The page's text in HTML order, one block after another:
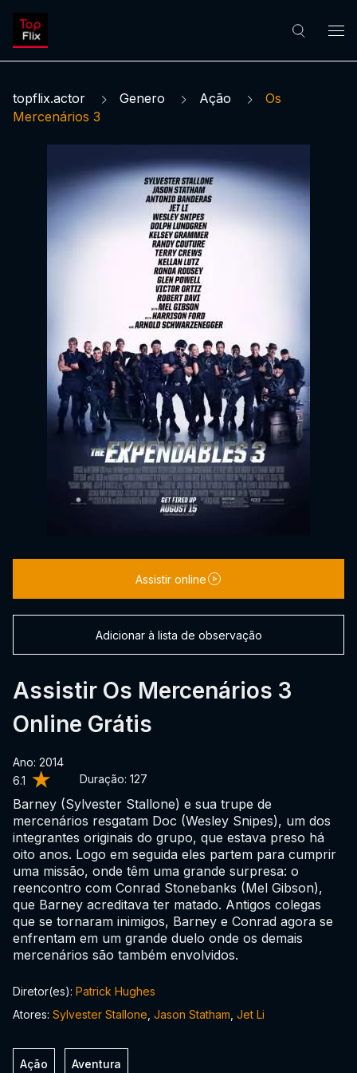
topflix.actor Genero Ação
Os
Mercenários 3
6.1 Duração: 127
Assistir Os Mercenários 3
Online Grátis
Ano: 2014
Barney (Sylvester Stallone) e sua trupe de
mercenários resgatam Doc (Wesley Snipes), um dos
integrantes originais do grupo, que estava preso há
oito anos. Logo em seguida eles partem para cumprir
uma missão, onde têm uma grande surpresa: o
reencontro com Conrad Stonebanks (Mel Gibson),
que Barney acreditava ter matado. Antigos colegas
que se tornaram inimigos, Barney e Conrad agora se
enfrentam em um grande duelo onde os demais
mercenários são também envolvidos.
Assistir online
Adicionar à lista de observação
Diretor(es): Patrick Hughes
Atores: Sylvester Stallone Jason Statham Jet Li
Ação Aventura